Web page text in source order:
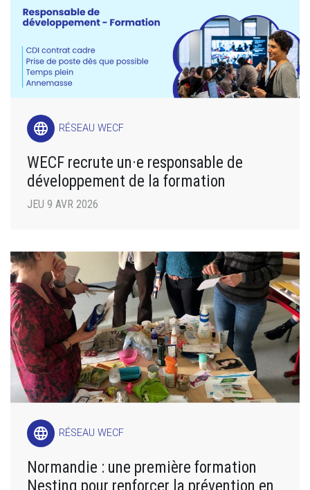
language RÉSEAU WECF
WECF recrute un·e responsable de
développement de la formation
JEU 9 AVR 2026
language RÉSEAU WECF
Normandie : une première formation
Nesting pour renforcer la prévention en